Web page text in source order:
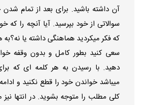
آن داشته باشید. برای بعد از تمام شدن
سوالاتی از خود بپرسید. آیا آنچه را که
که فکر میکردید هماهنگی داشته یا
سعی کنید بطور کامل و بدون وقفه
دهید. با رسیدن به هر کلمه ای که
میباشد خواندن خود را قطع نکنید و
کلی مطلب را متوجه بشوید. در انتها